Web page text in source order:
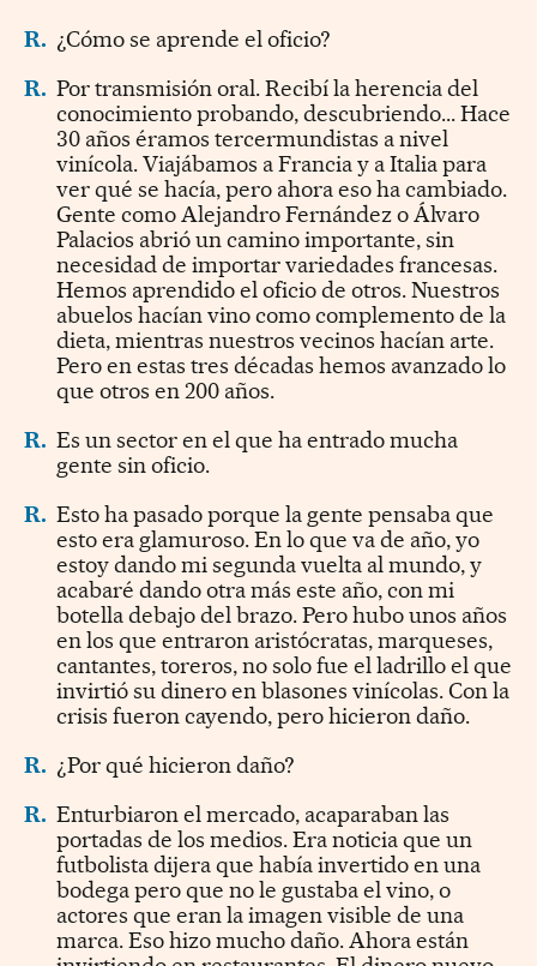
R. ¿Cómo se aprende el oficio?
R. Por transmisión oral. Recibí la herencia del
conocimiento probando, descubriendo... Hace
30 años éramos tercermundistas a nivel
vinícola. Viajábamos a Francia y a Italia para
ver qué se hacía, pero ahora eso ha cambiado.
Gente como Alejandro Fernández o Álvaro
Palacios abrió un camino importante, sin
necesidad de importar variedades francesas.
Hemos aprendido el oficio de otros. Nuestros
abuelos hacían vino como complemento de la
dieta, mientras nuestros vecinos hacían arte.
Pero en estas tres décadas hemos avanzado lo
que otros en 200 años.
R. Es un sector en el que ha entrado mucha
gente sin oficio.
R. Esto ha pasado porque la gente pensaba que
esto era glamuroso. En lo que va de año, yo
estoy dando mi segunda vuelta al mundo, y
acabaré dando otra más este año, con mi
botella debajo del brazo. Pero hubo unos años
en los que entraron aristócratas, marqueses,
cantantes, toreros, no solo fue el ladrillo el que
invirtió su dinero en blasones vinícolas. Con la
crisis fueron cayendo, pero hicieron daño.
R. ¿Por qué hicieron daño?
R. Enturbiaron el mercado, acaparaban las
portadas de los medios. Era noticia que un
futbolista dijera que había invertido en una
bodega pero que no le gustaba el vino, o
actores que eran la imagen visible de una
marca. Eso hizo mucho daño. Ahora están